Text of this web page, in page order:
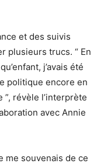
et des suivis
plusieurs trucs. “ En
j’avais été
politique encore en
”, révèle l’interprète
avec Annie
me souvenais de ce